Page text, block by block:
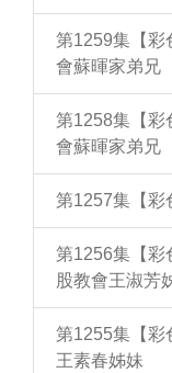
第1259集【彩
會蘇暉家弟兄
第1258集【彩
會蘇暉家弟兄
第1257集【彩
第1256集【彩
股教會王淑芳
第1255集【彩
王素春姊妹